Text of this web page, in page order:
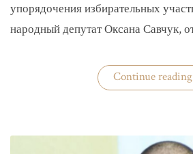
упорядочения избирательных
народный депутат Оксана Савчук,
Continue reading